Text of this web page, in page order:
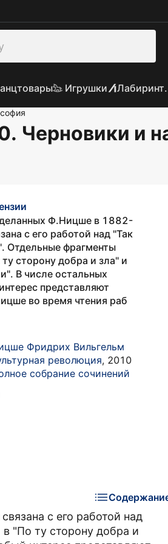
Игрушки
Черновики и
Ф.Ницше в 1882-
с его работой над "Так
Отдельные фрагменты
сторону добра и зла" и
В числе остальных
представляют
во время чтения раб
Фридрих Вильгельм
революция, 2010
собрание сочинений
с его работой над
"По ту сторону добра и